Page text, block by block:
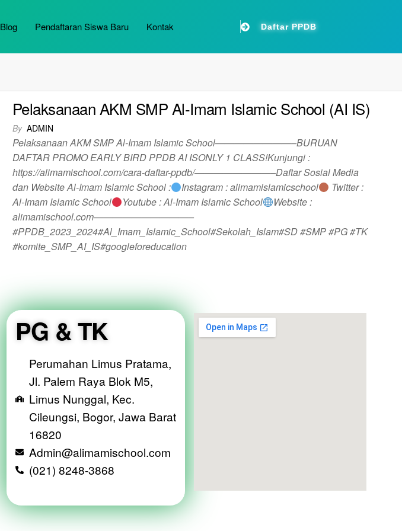
Blog Pendaftaran Siswa Baru Kontak Daftar PPDB
Pelaksanaan AKM SMP Al-Imam Islamic School (AI IS)
By ADMIN
Pelaksanaan AKM SMP Al-Imam Islamic School————————–BURUAN
DAFTAR PROMO EARLY BIRD PPDB AI ISONLY 1 CLASS!Kunjungi :
https://alimamischool.com/cara-daftar-ppdb/————————–Daftar Sosial Media
dan Website Al-Imam Islamic School :
Instagram : alimamislamicschool
Twitter :
Al-Imam Islamic School
Youtube : Al-Imam Islamic School
Website :
alimamischool.com——————————–
#PPDB_2023_2024#Al_Imam_Islamic_School#Sekolah_Islam#SD #SMP #PG #TK
#komite_SMP_AI_IS#googleforeducation
PG & TK
Perumahan Limus Pratama,
Jl. Palem Raya Blok M5,
Limus Nunggal, Kec.
Cileungsi, Bogor, Jawa Barat
16820
Admin@alimamischool.com
(021) 8248-3868